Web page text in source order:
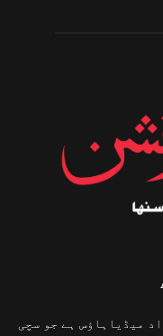
میڈیاہاؤس ہے جو سچی